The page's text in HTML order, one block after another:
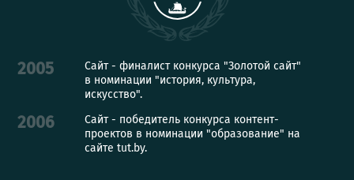
2005
Сайт - финалист конкурса "Золотой сайт"
в номинации "история, культура,
искусство".
2006
Сайт - победитель конкурса контент-
проектов в номинации "образование" на
сайте tut.by.